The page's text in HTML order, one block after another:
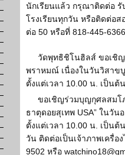
นักเรียนแล้ว กรุณาติดต่อ รั
โรงเรียนทุกวัน หรือติดต่อส
ต่อ 50 หรือที่ 818-445-6366
วัดพุทธิชิโนฮิลส์ ขอเชิ
พราหมณ์ เนื่องในวันวิสาข
ตั้งแต่เวลา 10.00 น. เป็นต้
ขอเชิญร่วมบุญกุศลสมโ
ธาตุดอยสุเทพ USA” ในวั
ตั้งแต่เวลา 10.00 น. เป็น
วัน ติดต่อเป็นเจ้าภาพเครื่อ
9502 หรือ